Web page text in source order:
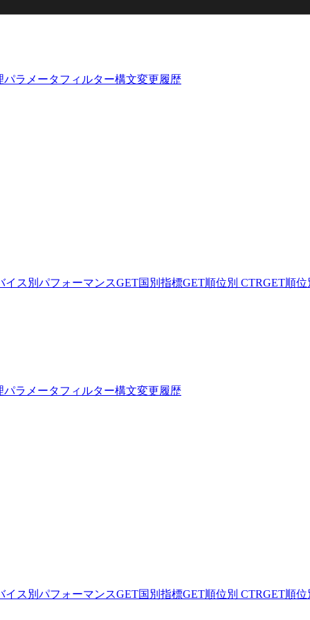
パラメータフィルター構文変更履歴
イス別パフォーマンスGET国別指標GET順位別 CTRGET順位
パラメータフィルター構文変更履歴
イス別パフォーマンスGET国別指標GET順位別 CTRGET順位